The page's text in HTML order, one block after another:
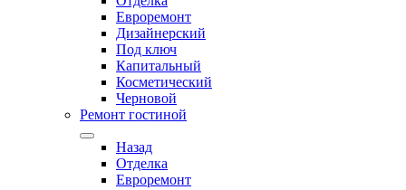
Евроремонт
Дизайнерский
Под ключ
Капитальный
Косметический
Черновой
Ремонт гостиной
Назад
Отделка
Евроремонт